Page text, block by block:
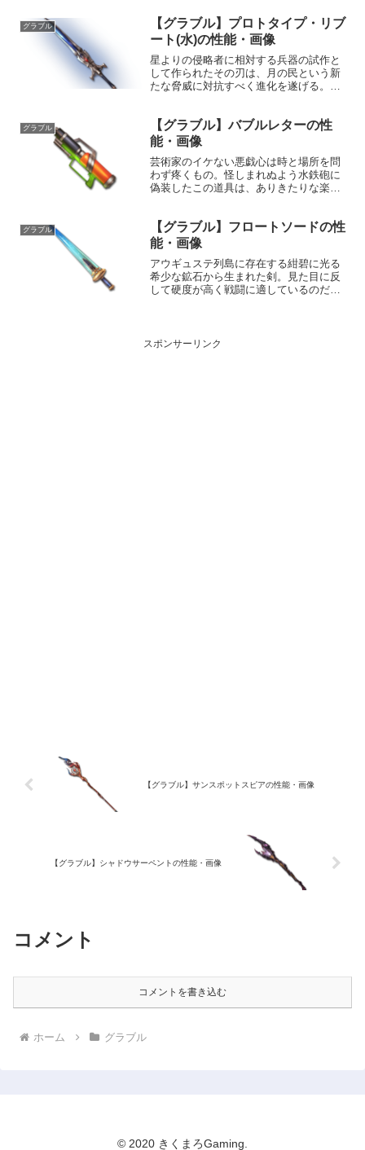
運命に縛られる巫女を救い出す。プロフ
ィール年齢：26歳身長：...
グラブル
【グラブル】プロトタイプ・リブ
ート(水)の性能・画像
星よりの侵略者に相対する兵器の試作と
して作られたその刃は、月の民という新
たな脅威に対抗すべく進化を遂げる。機
攻撃力MAXLv2683219200奥義機神共鳴
敵に水属性...
グラブル
【グラブル】バブルレターの性
能・画像
芸術家のイケない悪戯心は時と場所を問
わず疼くもの。怪しまれぬよう水鉄砲に
偽装したこの道具は、ありきたりな楽し
属性武器種解放段階土銃HP攻撃力
MAXLv170319015...
グラブル
【グラブル】フロートソードの性
能・画像
アウギュステ列島に存在する紺碧に光る
希少な鉱石から生まれた剣。見た目に反
して硬度が高く戦闘に適しているのだ
撃力MAXLv1601...
スポンサーリンク
【グラブル】サンスポットスピアの性能・画像
【グラブル】シャドウサーペントの性能・画像
コメント
コメントを書き込む
ホーム グラブル
© 2020 きくまろGaming.